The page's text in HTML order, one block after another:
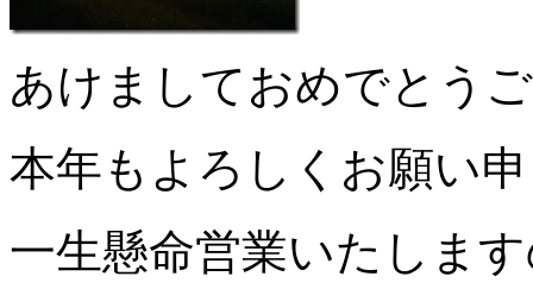
あけましておめでとう
本年もよろしくお願い
一生懸命営業いたしま